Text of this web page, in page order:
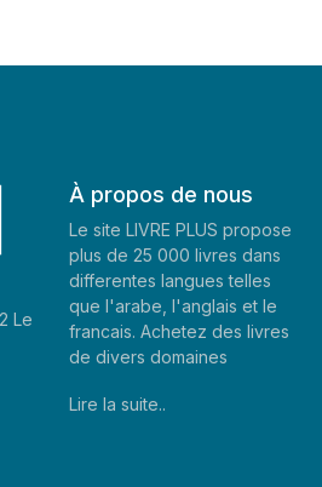
Le
À propos de nous
Le site LIVRE PLUS propose
plus de 25 000 livres dans
differentes langues telles
que l'arabe, l'anglais et le
francais. Achetez des livres
de divers domaines
Lire la suite..